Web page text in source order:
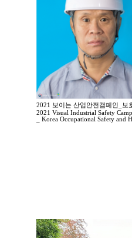
2021 보이는 산업안전캠페인_보
2021 Visual Industrial Safety
_ Korea Occupational Safety and